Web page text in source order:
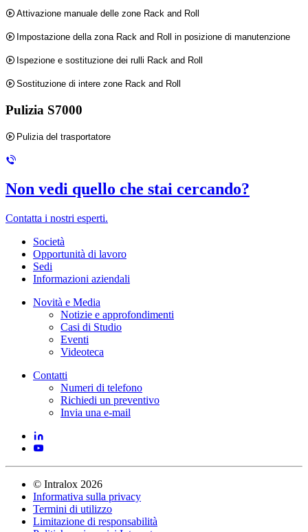
Attivazione manuale delle zone Rack and Roll
Impostazione della zona Rack and Roll in posizione di manutenzione
Ispezione e sostituzione dei rulli Rack and Roll
Sostituzione di intere zone Rack and Roll
Pulizia S7000
Pulizia del trasportatore
Non vedi quello che stai cercando?
Contatta i nostri esperti.
Società
Opportunità di lavoro
Sedi
Informazioni aziendali
Novità e Media
Notizie e approfondimenti
Casi di Studio
Eventi
Videoteca
Contatti
Numeri di telefono
Richiedi un preventivo
Invia una e-mail
© Intralox 2026
Informativa sulla privacy
Termini di utilizzo
Limitazione di responsabilità